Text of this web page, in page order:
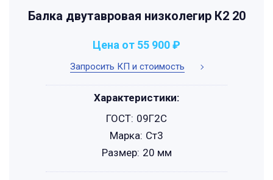
Балка двутавровая низколегир К2 20
Запросить КП и стоимость
Цена от 55 900 ₽
Характеристики:
ГОСТ: 09Г2С
Марка: Ст3
Размер: 20 мм